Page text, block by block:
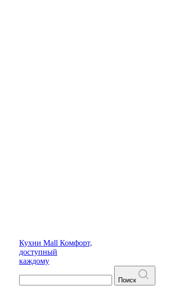
Кухни Mall Комфорт,
доступный
каждому
Поиск